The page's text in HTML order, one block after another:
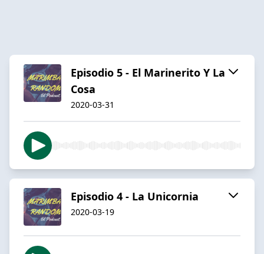
Episodio 5 - El Marinerito Y La
Cosa
2020-03-31
Episodio 4 - La Unicornia
2020-03-19